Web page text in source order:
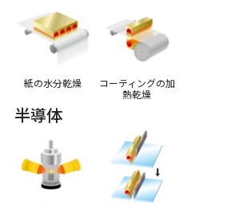
紙の水分乾燥
コーティングの加
熱乾燥
半導体